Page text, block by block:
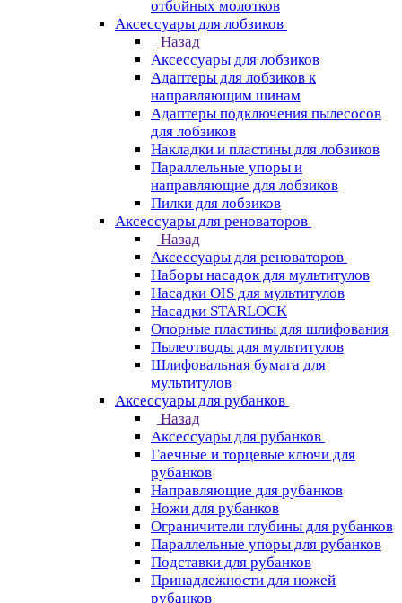
отбойных молотков
Аксессуары для лобзиков
Назад
Аксессуары для лобзиков
Адаптеры для лобзиков к
направляющим шинам
Адаптеры подключения пылесосов
для лобзиков
Накладки и пластины для лобзиков
Параллельные упоры и
направляющие для лобзиков
Пилки для лобзиков
Аксессуары для реноваторов
Назад
Аксессуары для реноваторов
Наборы насадок для мультитулов
Насадки OIS для мультитулов
Насадки STARLOCK
Опорные пластины для шлифования
Пылеотводы для мультитулов
Шлифовальная бумага для
мультитулов
Аксессуары для рубанков
Назад
Аксессуары для рубанков
Гаечные и торцевые ключи для
рубанков
Направляющие для рубанков
Ножи для рубанков
Ограничители глубины для рубанков
Параллельные упоры для рубанков
Подставки для рубанков
Принадлежности для ножей
рубанков